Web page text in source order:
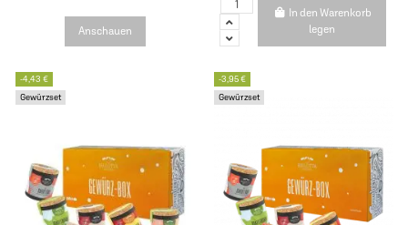
Anschauen
In den Warenkorb
legen
-4,43 €
Gewürzset
-3,95 €
Gewürzset